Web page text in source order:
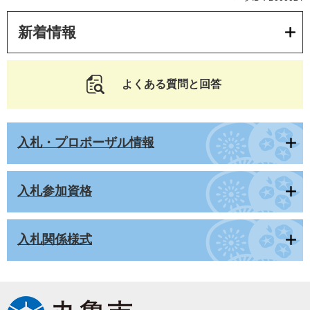
新着情報
よくある質問と回答
入札・プロポーザル情報
入札参加資格
入札関係様式